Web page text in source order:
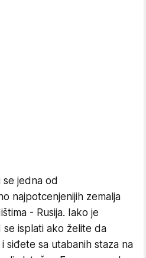
se jedna od
najpotcenjenijih zemalja
- Rusija. Iako je
isplati ako želite da
siđete sa utabanih staza na